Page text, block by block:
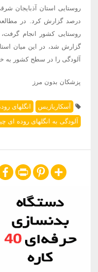
آلودگی را در سطح کشور به
پزشکان بدون مرز
آسکاریازیس انگلهای
آلودگی به انگلهای روده ای
Share
Pinterest
Print